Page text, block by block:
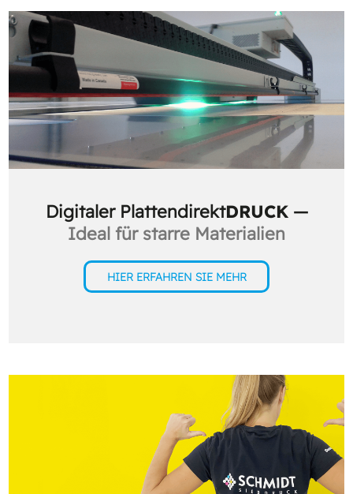
Digitaler PlattendirektDRUCK—
Ideal für starre Materialien
HIER ERFAHREN SIE MEHR